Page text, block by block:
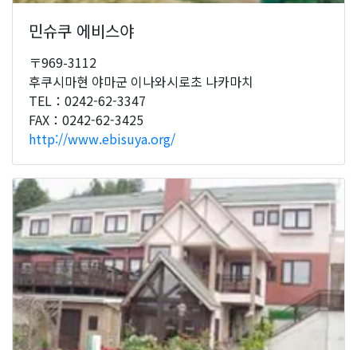
민슈쿠 에비스야
〒969-3112
후쿠시마현 야마군 이나와시로초 나카마치
TEL：0242-62-3347
FAX：0242-62-3425
http://www.ebisuya.org/